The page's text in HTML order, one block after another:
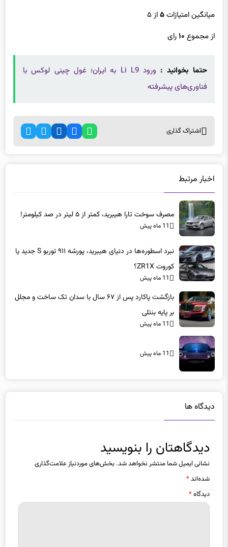
میانگین امتیازات۵از ۵
از مجموع ۱۰رای
حتما بخوانید :
ورود Li L9 به ایران؛ غول چینی لوکس با
فناوری‌های پیشرفته
اشتراک گذاری
اخبار مرتبط
مصرف سوخت تارا هیبرید، کمتر از ۵ لیتر در صد کیلومتر!
11 ماه پیش
نبرد اسطوره‌ها در دنیای هیبرید، پورشه ۹۱۱ توربو S جدید یا
کوروت ZR1X؟
11 ماه پیش
بازگشت پاکارد پس از ۶۷ سال با سدان تک ساخت و مجلل
بر پایه بنتلی
11 ماه پیش
11 ماه پیش
دیدگاه ها
دیدگاهتان را بنویسید
نشانی ایمیل شما منتشر نخواهد شد. بخش‌های موردنیاز علامت‌گذاری
شده‌اند*
دیدگاه*